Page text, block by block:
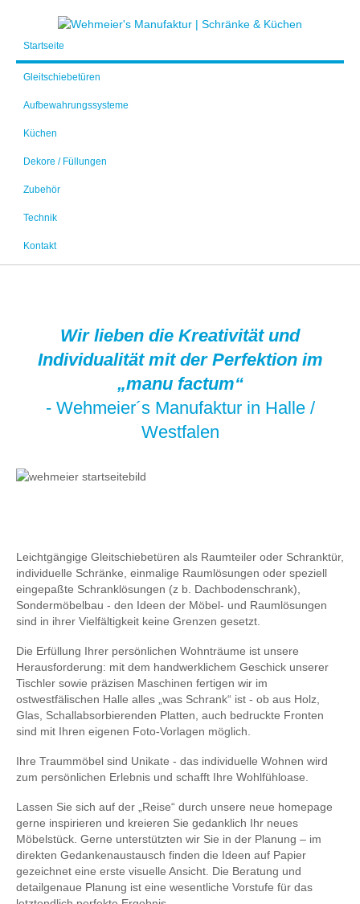
Startseite
Gleitschiebetüren
Aufbewahrungssysteme
Küchen
Dekore / Füllungen
Zubehör
Technik
Kontakt
Wir lieben die Kreativität und
Individualität mit der Perfektion im
„manu factum“
- Wehmeier´s Manufaktur in Halle /
Westfalen
Leichtgängige Gleitschiebetüren als Raumteiler oder Schranktür,
individuelle Schränke, einmalige Raumlösungen oder speziell
eingepaßte Schranklösungen (z b. Dachbodenschrank),
Sondermöbelbau - den Ideen der Möbel- und Raumlösungen
sind in ihrer Vielfältigkeit keine Grenzen gesetzt.
Die Erfüllung Ihrer persönlichen Wohnträume ist unsere
Herausforderung: mit dem handwerklichem Geschick unserer
Tischler sowie präzisen Maschinen fertigen wir im
ostwestfälischen Halle alles „was Schrank“ ist - ob aus Holz,
Glas, Schallabsorbierenden Platten, auch bedruckte Fronten
sind mit Ihren eigenen Foto-Vorlagen möglich.
Ihre Traummöbel sind Unikate - das individuelle Wohnen wird
zum persönlichen Erlebnis und schafft Ihre Wohlfühloase.
Lassen Sie sich auf der „Reise“ durch unsere neue homepage
gerne inspirieren und kreieren Sie gedanklich Ihr neues
Möbelstück. Gerne unterstützten wir Sie in der Planung – im
direkten Gedankenaustausch finden die Ideen auf Papier
gezeichnet eine erste visuelle Ansicht. Die Beratung und
detailgenaue Planung ist eine wesentliche Vorstufe für das